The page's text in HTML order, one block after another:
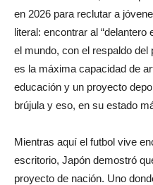
en 2026 para reclutar a
literal: encontrar al “delantero
el mundo, con el respaldo
es la máxima capacidad de
educación y un proyecto
brújula y eso, en su estado
Mientras aquí el futbol vive
escritorio, Japón demostró
proyecto de nación. Uno